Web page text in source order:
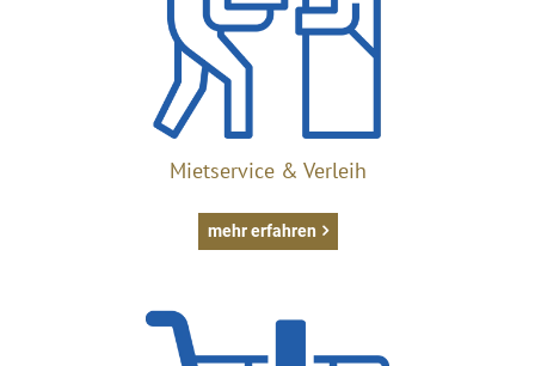
Mietservice & Verleih
mehr erfahren